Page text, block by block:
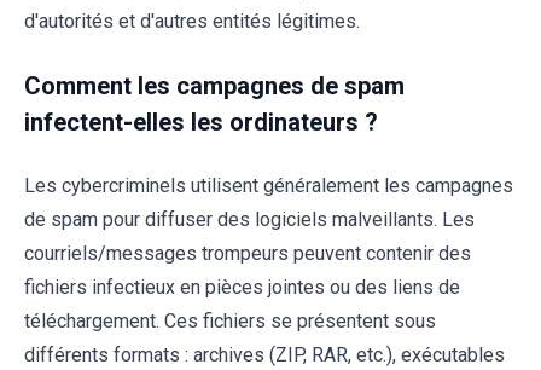
d'autorités et d'autres entités légitimes.
Comment les campagnes de spam
infectent-elles les ordinateurs ?
Les cybercriminels utilisent généralement les campagnes
de spam pour diffuser des logiciels malveillants. Les
courriels/messages trompeurs peuvent contenir des
fichiers infectieux en pièces jointes ou des liens de
téléchargement. Ces fichiers se présentent sous
différents formats : archives (ZIP, RAR, etc.), exécutables